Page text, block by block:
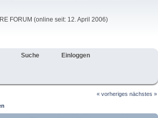
FORUM (online seit: 12. April 2006)
Suche Einloggen
« vorheriges nächstes »